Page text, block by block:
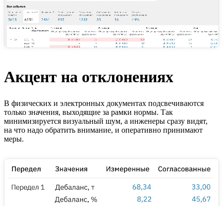
Акцент на отклонениях
В физических и электронных документах подсвечиваются
только значения, выходящие за рамки нормы. Так
минимизируется визуальный шум, а инженеры сразу видят,
на что надо обратить внимание, и оперативно принимают
меры.